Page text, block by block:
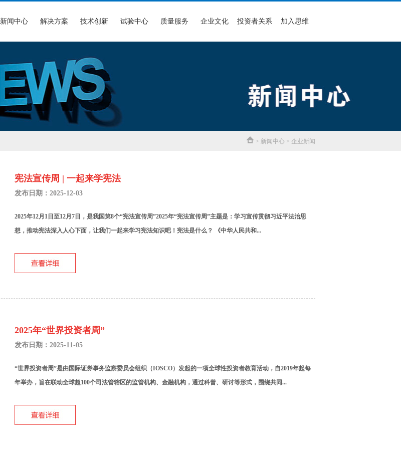
新闻中心 解决方案 技术创新 试验中心 质量服务 企业文化 投资者关系 加入思维
> 新闻中心 > 企业新闻
宪法宣传周 | 一起来学宪法
发布日期：2025-12-03
2025年12月1日至12月7日，是我国第8个“宪法宣传周”2025年“宪法宣传周”主题是：学习宣传贯彻习近平法治思
想，推动宪法深入人心下面，让我们一起来学习宪法知识吧！宪法是什么？ 《中华人民共和...
2025年“世界投资者周”
发布日期：2025-11-05
“世界投资者周”是由国际证券事务监察委员会组织（IOSCO）发起的一项全球性投资者教育活动，自2019年起每
年举办，旨在联动全球超100个司法管辖区的监管机构、金融机构，通过科普、研讨等形式，围绕共同...